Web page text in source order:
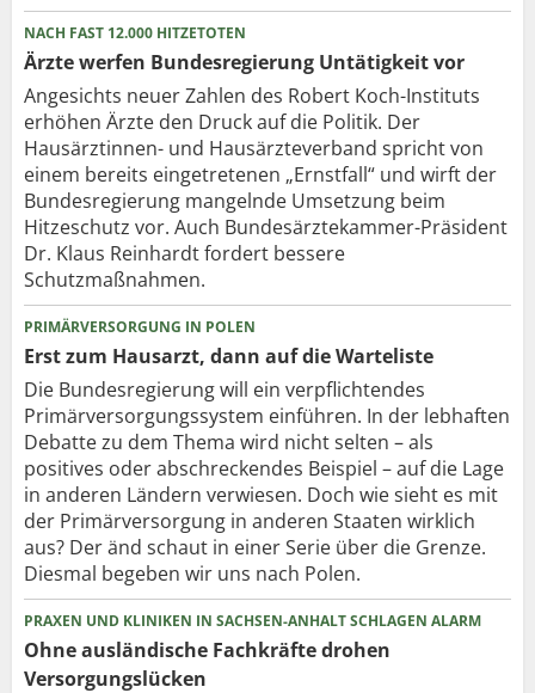
NACH FAST 12.000 HITZETOTEN
Ärzte werfen Bundesregierung Untätigkeit vor
Angesichts neuer Zahlen des Robert Koch-Instituts
erhöhen Ärzte den Druck auf die Politik. Der
Hausärztinnen- und Hausärzteverband spricht von
einem bereits eingetretenen „Ernstfall“ und wirft der
Bundesregierung mangelnde Umsetzung beim
Hitzeschutz vor. Auch Bundesärztekammer-Präsident
Dr. Klaus Reinhardt fordert bessere
Schutzmaßnahmen.
PRIMÄRVERSORGUNG IN POLEN
Erst zum Hausarzt, dann auf die Warteliste
Die Bundesregierung will ein verpflichtendes
Primärversorgungssystem einführen. In der lebhaften
Debatte zu dem Thema wird nicht selten – als
positives oder abschreckendes Beispiel – auf die Lage
in anderen Ländern verwiesen. Doch wie sieht es mit
der Primärversorgung in anderen Staaten wirklich
aus? Der änd schaut in einer Serie über die Grenze.
Diesmal begeben wir uns nach Polen.
PRAXEN UND KLINIKEN IN SACHSEN-ANHALT SCHLAGEN ALARM
Ohne ausländische Fachkräfte drohen
Versorgungslücken